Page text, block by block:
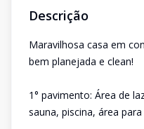
Descrição
Maravilhosa casa em
bem planejada e clean!
1° pavimento: Área de
sauna, piscina, área